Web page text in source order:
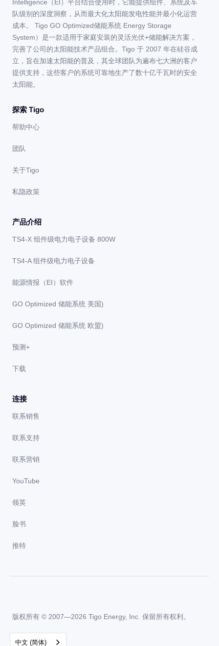
Intelligence（EI）平台结合使用时，它能提供组件、系统及车
队级别的深度洞察，从而最大化太阳能发电性能并最小化运营
成本。 Tigo GO Optimized储能系统 Energy Storage
System）是一款适用于家庭安装的灵活光伏+储能解决方案，
完善了公司的太阳能技术产品组合。Tigo 于 2007 年在硅谷成
立，旨在加速太阳能的普及，其全球团队为遍布七大洲的客户
提供支持，这些客户的系统可靠地生产了数十亿千瓦时的安全
太阳能。
探索 Tigo
帮助中心
团队
关于Tigo
私隐政策
产品介绍
TS4-X 组件级电力电子设备 800W
TS4-A 组件级电力电子设备
能源情报（EI）软件
GO Optimized 储能系统 美国)
GO Optimized 储能系统 欧盟)
预测+
下载
连接
联系销售
联系支持
联系营销
YouTube
领英
脸书
推特
版权所有 © 2007—2026 Tigo Energy, Inc. 保留所有权利。
中文 (简体)